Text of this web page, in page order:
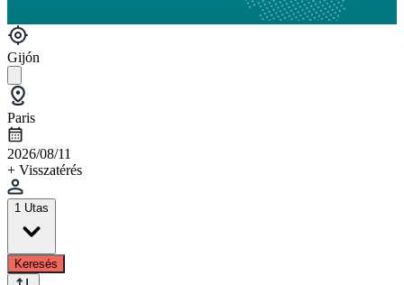
Gijón
Paris
2026/08/11
+ Visszatérés
1 Utas
Keresés